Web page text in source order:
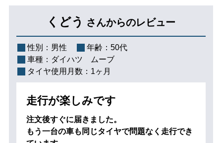
くどう さんからのレビュー
性別： 男性 年齢： 50代
車種： ダイハツ ムーブ
タイヤ使用月数： 1ヶ月
走行が楽しみです
注文後すぐに届きました。
もう一台の車も同じタイヤで問題なく走行でき